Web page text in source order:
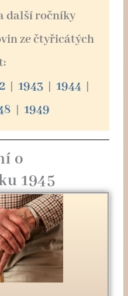
další ročníky
ze čtyřicátých
| 1943 | 1944|
| 1949
o
1945